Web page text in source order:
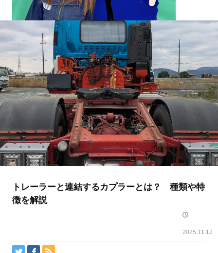
トレーラーと連結するカプラーとは？ 種類や特
徴を解説
2025.11.12